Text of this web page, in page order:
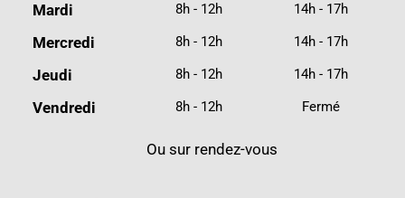
Mardi 8h - 12h 14h - 17h
Mercredi 8h - 12h 14h - 17h
Jeudi 8h - 12h 14h - 17h
Vendredi 8h - 12h Fermé
Ou sur rendez-vous